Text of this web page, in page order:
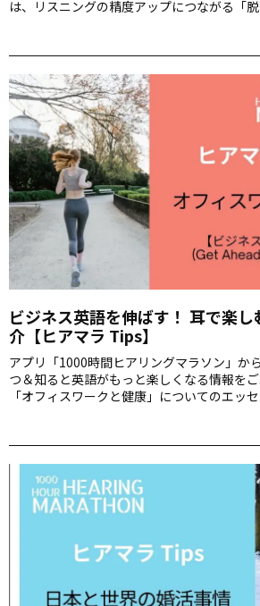
は、リスニングの精度アップにつながる「
聞けない、ヒアリングマラソンの生音声も
ビジネス英語を伸ばす！ 耳で楽
介【ヒアマラ Tips】
アプリ「1000時間ヒアリングマラソン」か
つ＆知ると英語がもっと楽しくなる情報を
「オフィスワークと健康」についてのエッ